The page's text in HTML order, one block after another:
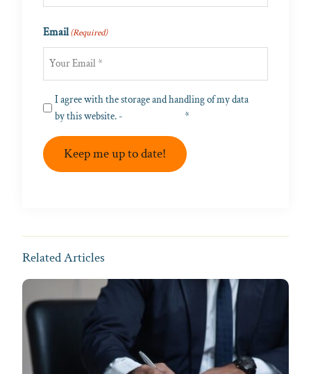
Email(Required)
Privacy(Required)
I agree with the storage and handling of my data
by this website. -
*
Keep me up to date!
Related Articles